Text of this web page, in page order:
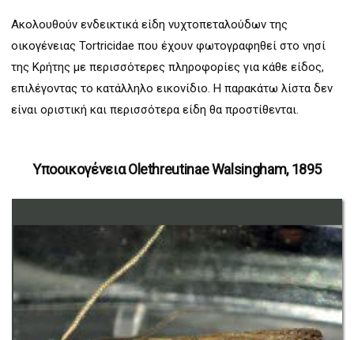
Ακολουθούν ενδεικτικά είδη νυχτοπεταλούδων της
οικογένειας Tortricidae που έχουν φωτογραφηθεί στο νησί
της Κρήτης με περισσότερες πληροφορίες για κάθε είδος,
επιλέγοντας το κατάλληλο εικονίδιο. Η παρακάτω λίστα δεν
είναι οριστική και περισσότερα είδη θα προστίθενται.
Υποοικογένεια Olethreutinae Walsingham, 1895